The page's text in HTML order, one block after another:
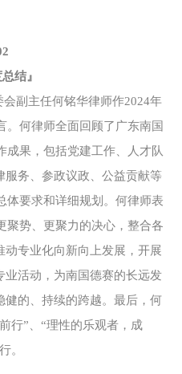
总结』
副主任何铭华律师作2024年
。何律师全面回顾了广东南国
成果，包括党建工作、人才队
务、参政议政、公益贡献等
体要求和详细规划。何律师表
聚势、更聚力的决心，整合各
专业化向新向上发展，开展
活动，为南国德赛的长远发
健的、持续的跨越。最后，何
行”、“理性的乐观者，成
。